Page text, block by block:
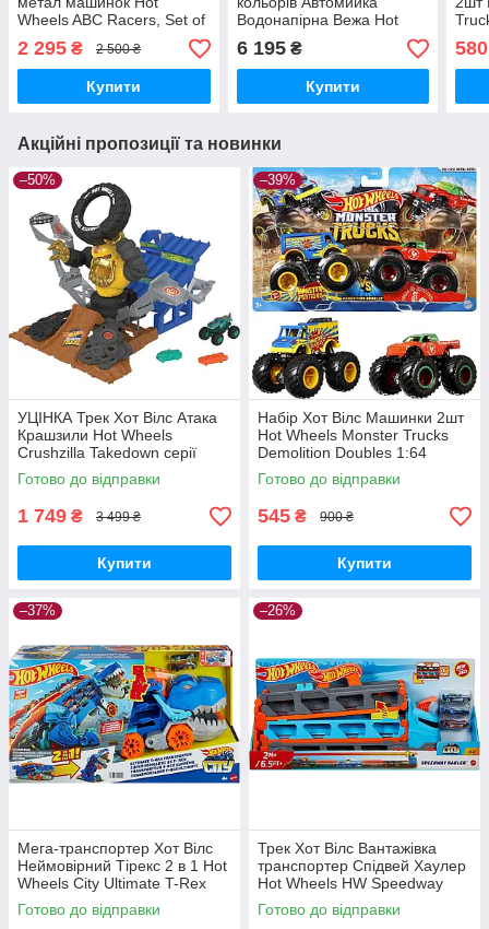
Wheels ABC Racers, Set of
26 HKL76 Mattel Оригінал
2 295 ₴ 2 500 ₴
Купити
Водонапірна Вежа Hot
Wheels Ultimate Gator Car
Wash FTB67 Mattel
Оригінал MyDoll.com.ua
6 195₴
Купити
580
Акційні пропозиції та новинки
–50%
УЦІНКА Трек Хот Вілс Атака
Крашзили Hot Wheels
Crushzilla Takedown серії
Тренувальна арена HPN71
Mattel Оригінал
Готово до відправки
1 749 ₴ 3 499 ₴
Купити
–39%
Набір Хот Вілс Машинки 2шт
Hot Wheels Monster Trucks
Demolition Doubles 1:64
FYJ64 Mattel Оригінал
Готово до відправки
545 ₴ 900 ₴
Купити
–37%
Мега-транспортер Хот Вілс
Неймовірний Тірекс 2 в 1 Hot
Wheels City Ultimate T-Rex
Transporter HNG50 Оригінал
Готово до відправки
–26%
Трек Хот Вілс Вантажівка
транспортер Спідвей Хаулер
Hot Wheels HW Speedway
Hauler GVG37 Mattel
Оригінал
Готово до відправки